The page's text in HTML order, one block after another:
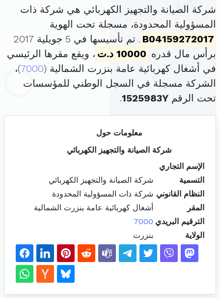
شركة الصيانة والتجهيز الكهربائي هي شركة ذات
المسؤولية المحدودة، مسجلة تحت الهوية
B04159272017
. تم تأسيسها في 5 جويلية 2017
برأس مال قدره 10000 د.ت
، ويقع مقرها الرئيسي
في أشغال كهربائية عامة بنزرت الشمالية (7000)،
الشركة مسجلة في السجل الوطني للمؤسسات
تحت الرقم 1525983Y
.
معلومات حول
شركة الصيانة والتجهيز الكهربائي
الإسم التجاري
التسمية
شركة الصيانة والتجهيز الكهربائي
النظام القانوني شركة ذات المسؤولية المحدودة
المقر
أشغال كهربائية عامة بنزرت الشمالية
الترقيم البريدي 7000
الولاية
بنزرت